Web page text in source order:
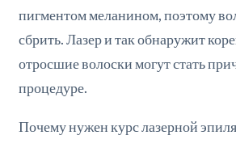
пигментом меланином, поэтому
сбрить. Лазер и так обнаружит
отросшие волоски могут стать
процедуре.
Почему нужен курс лазерной